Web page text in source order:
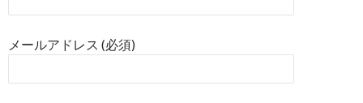
メールアドレス (必須)